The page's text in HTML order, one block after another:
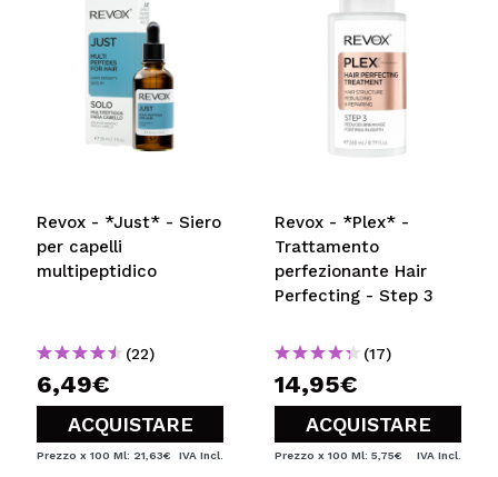
Revox - *Just* - Siero
per capelli
multipeptidico
(22)
6,49€
ACQUISTARE
Prezzo x 100 Ml: 21,63€ IVA Incl.
Revox - *Plex* -
Trattamento
perfezionante Hair
Perfecting - Step 3
(17)
14,95€
ACQUISTARE
Prezzo x 100 Ml: 5,75€ IVA Incl.